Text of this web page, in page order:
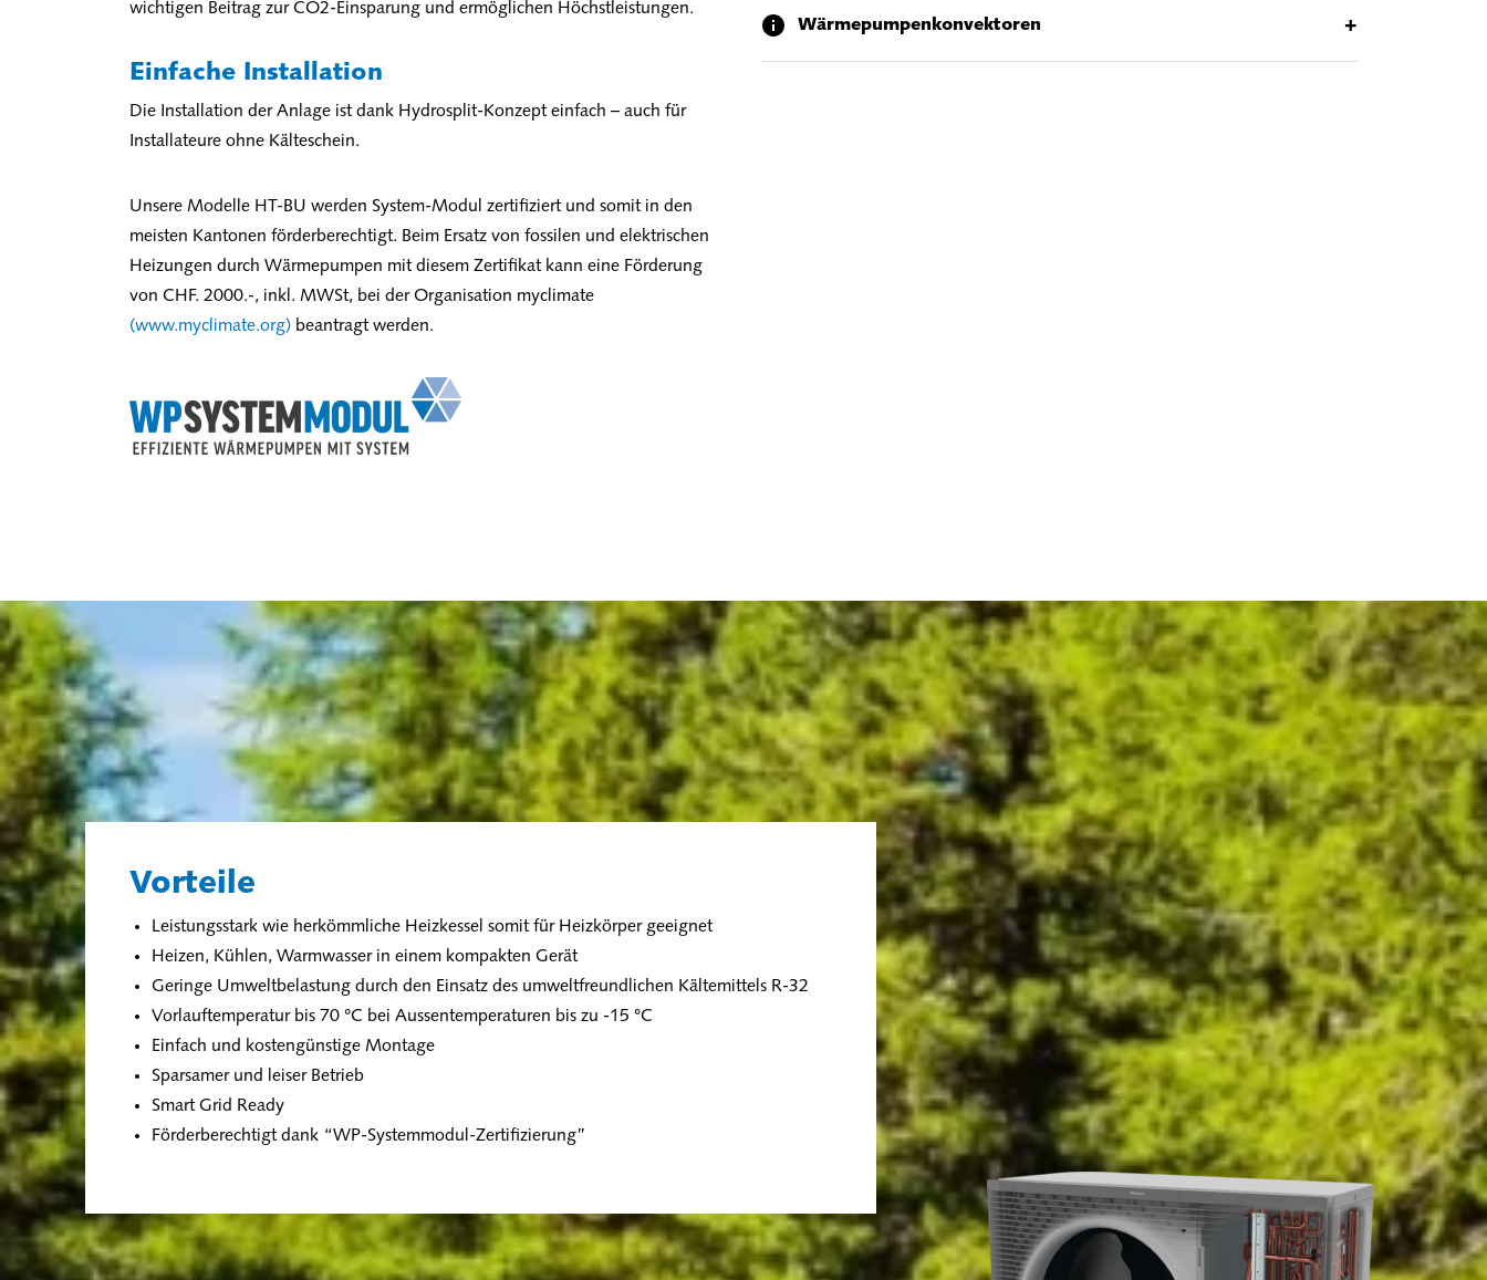
wichtigen Beitrag zur CO2-Einsparung und ermöglichen Höchstleistungen.
Einfache Installation
Die Installation der Anlage ist dank Hydrosplit-Konzept einfach – auch für
Installateure ohne Kälteschein.
Unsere Modelle HT-BU werden System-Modul zertifiziert und somit in den
meisten Kantonen förderberechtigt. Beim Ersatz von fossilen und elektrischen
Heizungen durch Wärmepumpen mit diesem Zertifikat kann eine Förderung
von CHF. 2000.-, inkl. MWSt, bei der Organisation myclimate
(www.myclimate.org) beantragt werden.
Wärmepumpenkonvektoren +
Vorteile
Leistungsstark wie herkömmliche Heizkessel somit für Heizkörper geeignet
Heizen, Kühlen, Warmwasser in einem kompakten Gerät
Geringe Umweltbelastung durch den Einsatz des umweltfreundlichen Kältemittels R-32
Vorlauftemperatur bis 70 °C bei Aussentemperaturen bis zu -15 °C
Einfach und kostengünstige Montage
Sparsamer und leiser Betrieb
Smart Grid Ready
Förderberechtigt dank “WP-Systemmodul-Zertifizierung”